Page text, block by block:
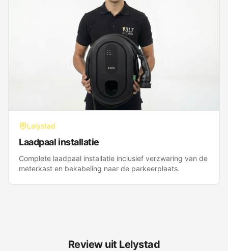
Lelystad
Laadpaal installatie
Complete laadpaal installatie inclusief verzwaring van de
meterkast en bekabeling naar de parkeerplaats.
Review uit Lelystad